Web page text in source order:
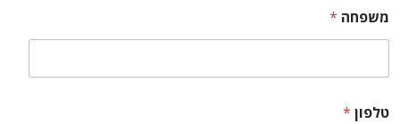
משפחה *
טלפון *